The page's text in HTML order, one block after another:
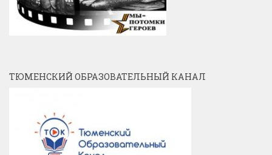
ТЮМЕНСКИЙ ОБРАЗОВАТЕЛЬНЫЙ КАНАЛ